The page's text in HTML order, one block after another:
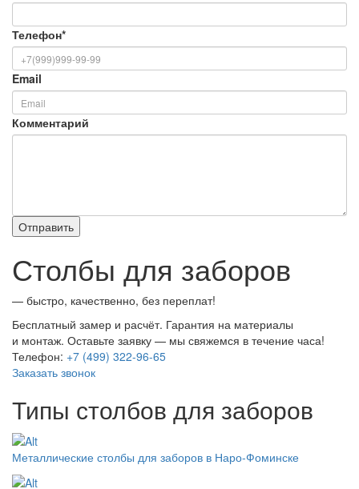
Телефон*
Email
Комментарий
Столбы для заборов
— быстро, качественно, без переплат!
Бесплатный замер и расчёт. Гарантия на материалы
и монтаж. Оставьте заявку — мы свяжемся в течение часа!
Телефон: +7 (499) 322-96-65
Заказать звонок
Типы столбов для заборов
Металлические столбы для заборов в Наро-Фоминске